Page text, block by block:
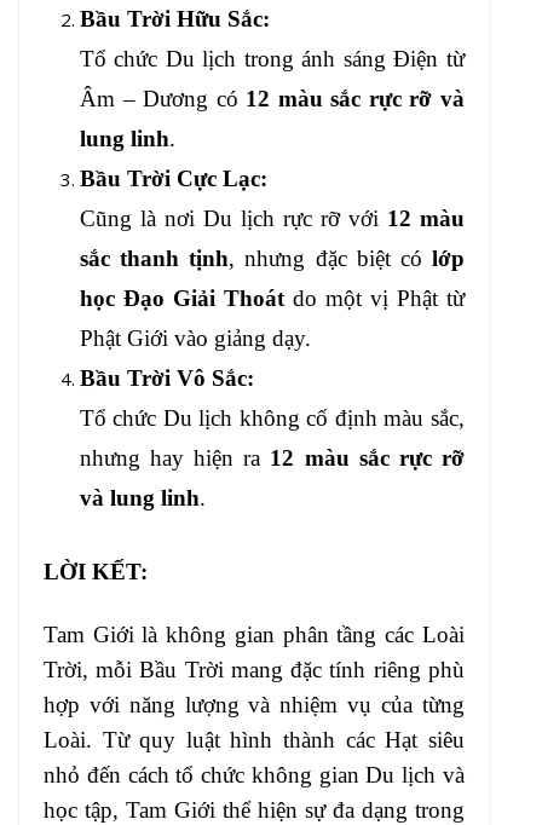
Bầu Trời Hữu Sắc:
Tổ chức Du lịch trong ánh sáng Điện từ
Âm – Dương có 12 màu sắc rực rỡ và
lung linh.
Bầu Trời Cực Lạc:
Cũng là nơi Du lịch rực rỡ với 12 màu
sắc thanh tịnh, nhưng đặc biệt có lớp
học Đạo Giải Thoátdo một vị Phật từ
Phật Giới vào giảng dạy.
Bầu Trời Vô Sắc:
Tổ chức Du lịch không cố định màu sắc,
nhưng hay hiện ra 12 màu sắc rực rỡ
và lung linh.
LỜI KẾT:
Tam Giới là không gian phân tầng các Loài
Trời, mỗi Bầu Trời mang đặc tính riêng phù
hợp với năng lượng và nhiệm vụ của từng
Loài. Từ quy luật hình thành các Hạt siêu
nhỏ đến cách tổ chức không gian Du lịch và
học tập, Tam Giới thể hiện sự đa dạng trong